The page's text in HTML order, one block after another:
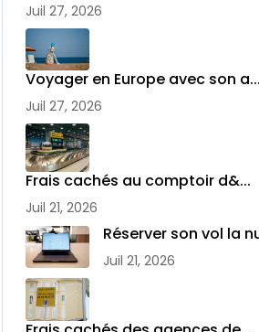
Juil 27, 2026
Voyager en Europe avec son a...
Juil 27, 2026
Frais cachés au comptoir d&...
Juil 21, 2026
Réserver son vol la
Juil 21, 2026